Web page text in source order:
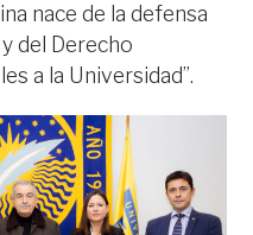
nace de la defensa
del Derecho
a la Universidad”.